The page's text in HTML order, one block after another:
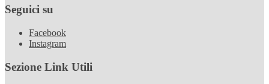
Seguici su
Facebook
Instagram
Sezione Link Utili